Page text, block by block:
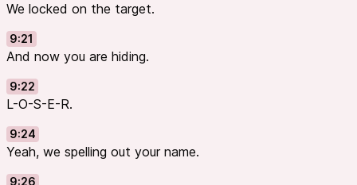
We locked on the target.
9:21
And now you are hiding.
9:22
L-O-S-E-R.
9:24
Yeah, we spelling out your name.
9:26